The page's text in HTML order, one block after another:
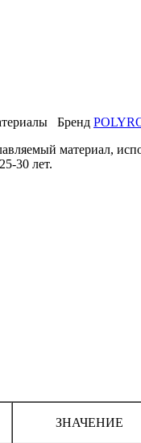
Бренд
материал,
30 лет.
ЗНАЧЕНИЕ